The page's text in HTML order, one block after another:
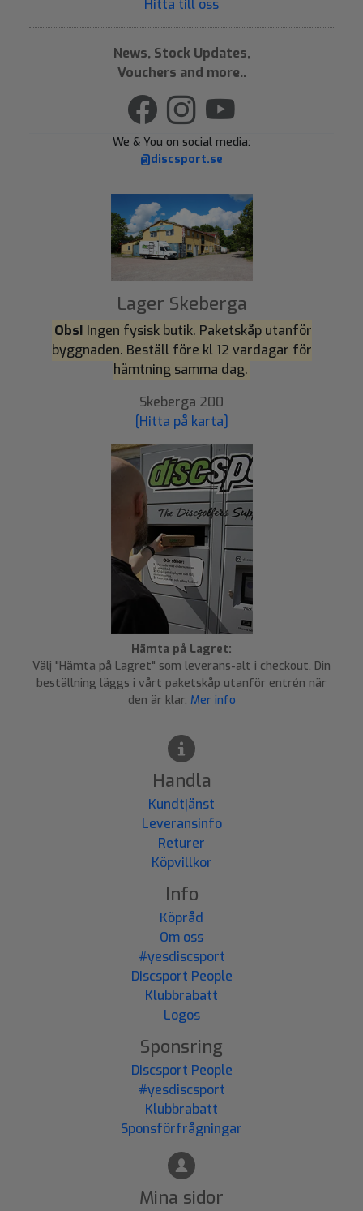
Hitta till oss
News, Stock Updates,
Vouchers and more..
We & You on social media:
@discsport.se
Lager Skeberga
Obs! Ingen fysisk butik. Paketskåp utanför
byggnaden. Beställ före kl 12 vardagar för
hämtning samma dag.
Skeberga 200
[Hitta på karta]
Hämta på Lagret:
Välj "Hämta på Lagret" som leverans-alt i checkout. Din
beställning läggs i vårt paketskåp utanför entrén när
den är klar. Mer info
Handla
Kundtjänst
Leveransinfo
Returer
Köpvillkor
Info
Köpråd
Om oss
#yesdiscsport
Discsport People
Klubbrabatt
Logos
Sponsring
Discsport People
#yesdiscsport
Klubbrabatt
Sponsförfrågningar
Mina sidor